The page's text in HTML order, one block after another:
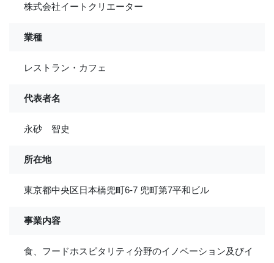
株式会社イートクリエーター
業種
レストラン・カフェ
代表者名
永砂 智史
所在地
東京都中央区日本橋兜町6-7 兜町第7平和ビル
事業内容
食、フードホスピタリティ分野のイノベーション及びイ